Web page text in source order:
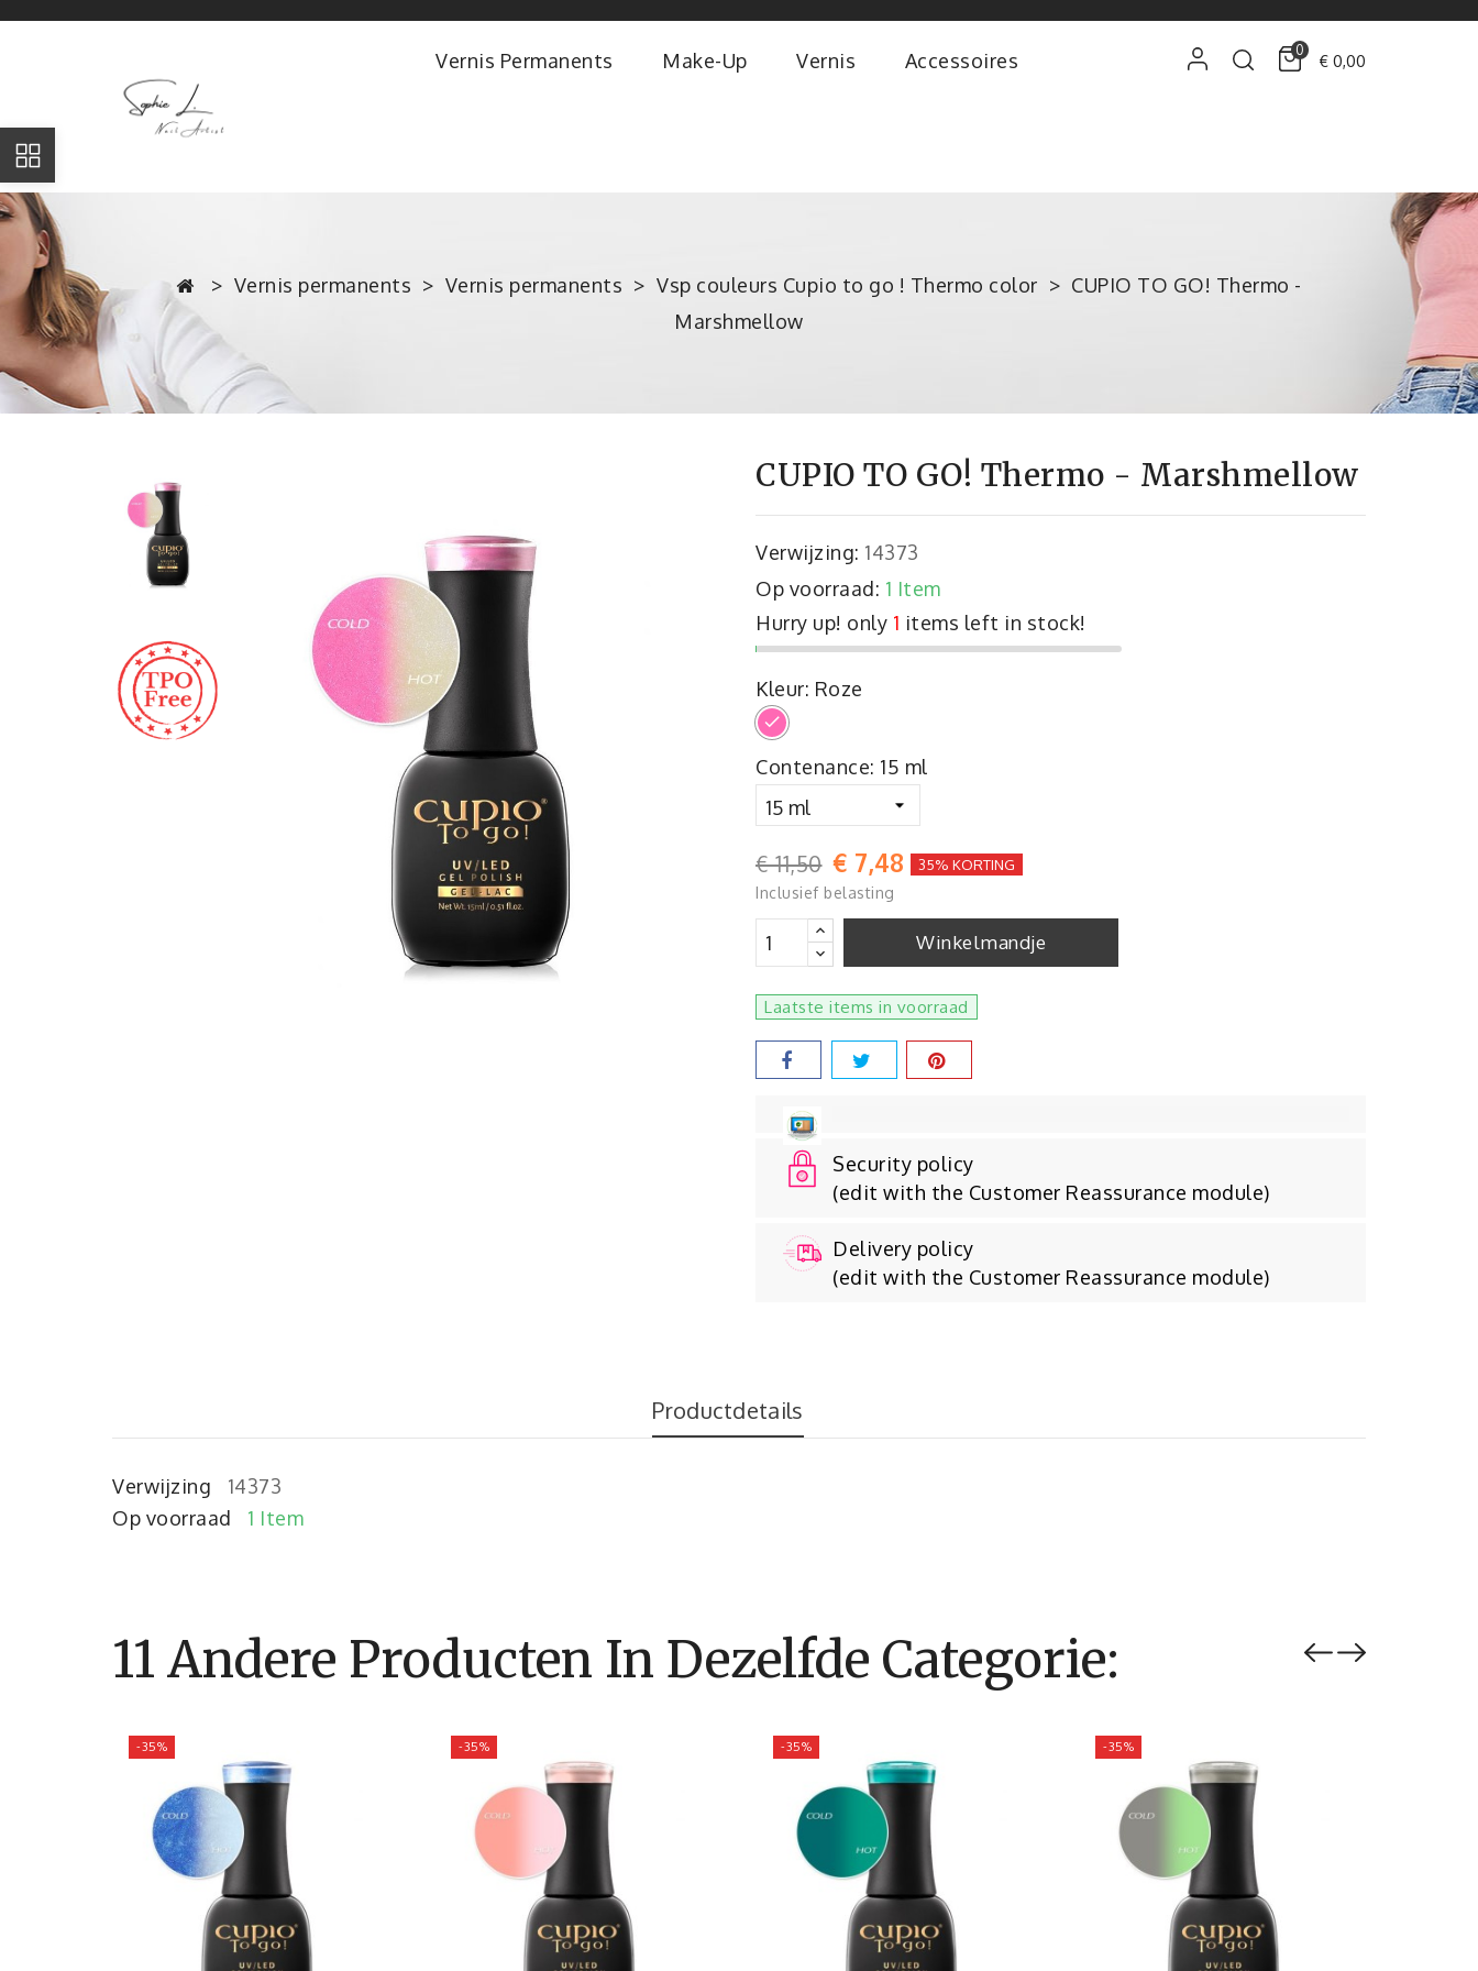
0
€ 0,00
Vernis Permanents Make-Up Vernis Accessoires
Vernis permanents Vernis permanents Vsp couleurs Cupio to go ! Thermo color
CUPIO TO GO! Thermo -
Marshmellow
CUPIO TO GO! Thermo - Marshmellow
Verwijzing: 14373
Op voorraad: 1 Item
Hurry up! only 1 items left in stock!
Kleur: Roze
Roze
Contenance: 15 ml
€ 11,50 € 7,48 35% KORTING
Inclusief belasting
Winkelmandje
Laatste items in voorraad
Security policy
(edit with the Customer Reassurance module)
Delivery policy
(edit with the Customer Reassurance module)
Productdetails
Verwijzing
14373
Op voorraad
1 Item
11 Andere Producten In Dezelfde Categorie:
-35% -35% -35% -35%